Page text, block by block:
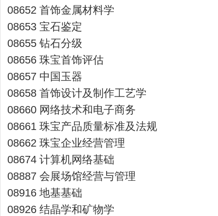
08652 首饰金属材料学
08653 宝石鉴定
08655 钻石分级
08656 珠宝首饰评估
08657 中国玉器
08658 首饰设计及制作工艺学
08660 网络技术和电子商务
08661 珠宝产品质量标准及法规
08662 珠宝企业经营管理
08674 计算机网络基础
08887 会展场馆经营与管理
08916 地基基础
08926 结晶学和矿物学